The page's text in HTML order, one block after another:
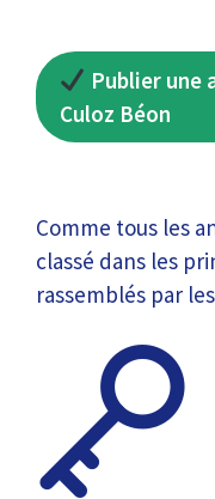
Publier une
Culoz Béon
Comme tous les
classé dans les
rassemblés par